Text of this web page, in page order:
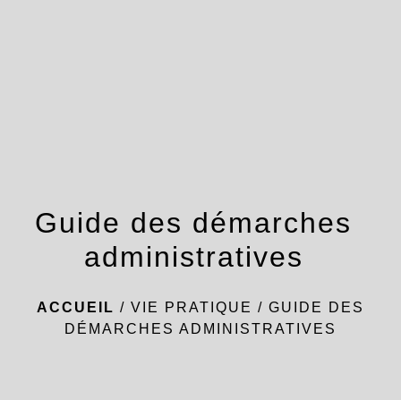
Guide des démarches
administratives
ACCUEIL / VIE PRATIQUE / GUIDE DES
DÉMARCHES ADMINISTRATIVES